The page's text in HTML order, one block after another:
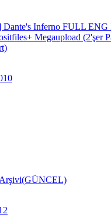
Dante's Inferno FULL ENG
Megaupload (2'şer